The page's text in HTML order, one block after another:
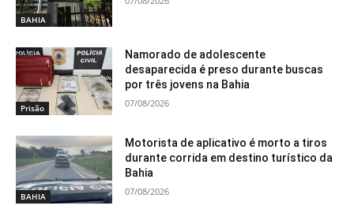
BAHIA
Prisão
Namorado de adolescente
desaparecida é preso durante buscas
por três jovens na Bahia
07/08/2026
BAHIA
Motorista de aplicativo é morto a tiros
durante corrida em destino turístico da
Bahia
07/08/2026